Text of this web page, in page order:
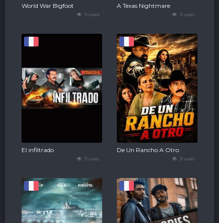
3 vues
World War Bigfoot
3 vues
A Texas Nightmare
3 vues
El infiltrado
3 vues
De Un Rancho A Otro